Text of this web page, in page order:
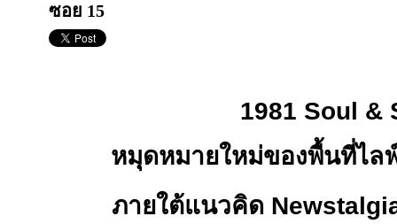
ซอย 15
1981 Soul &
หมุดหมายใหม่ของพื้นที่ไล
ภายใต้แนวคิด